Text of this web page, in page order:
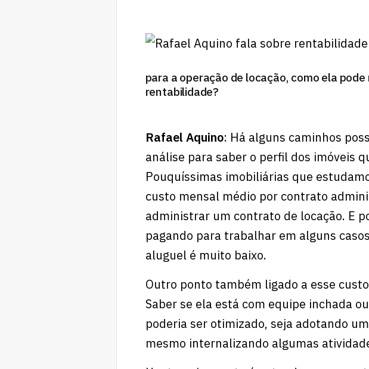
para a operação de locação, como ela
rentabilidade?
Rafael Aquino: Há alguns caminhos
análise para saber o perfil dos imóveis
Pouquíssimas imobiliárias que
custo mensal médio por contrato
administrar um contrato de locação. E
pagando para trabalhar em alguns
aluguel é muito baixo.
Outro ponto também ligado a esse
Saber se ela está com equipe inchada
poderia ser otimizado, seja adotando
mesmo internalizando algumas